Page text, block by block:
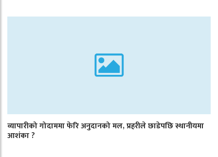
व्यापारीको गोदाममा फेरि अनुदानको मल, प्रहरीले छाडेपछि स्थानीयमा
आशंका ?